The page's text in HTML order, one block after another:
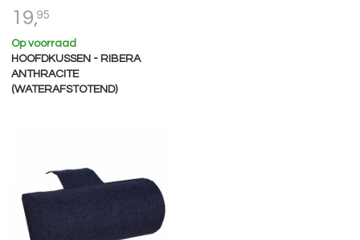
19,95
Op voorraad
HOOFDKUSSEN - RIBERA
ANTHRACITE
(WATERAFSTOTEND)